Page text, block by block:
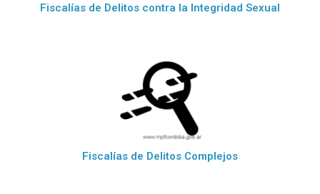
Fiscalías de Delitos contra la Integridad Sexual
Fiscalías de Delitos Complejos